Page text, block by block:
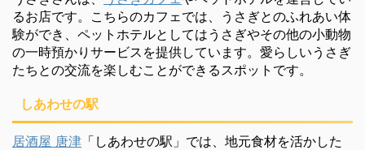
るお店です。こちらのカフェでは、うさぎとのふれあい体
験ができ、ペットホテルとしてはうさぎやその他の小動物
の一時預かりサービスを提供しています。愛らしいうさぎ
たちとの交流を楽しむことができるスポットです。
しあわせの駅
居酒屋 唐津 「しあわせの駅」では、地元食材を活かした